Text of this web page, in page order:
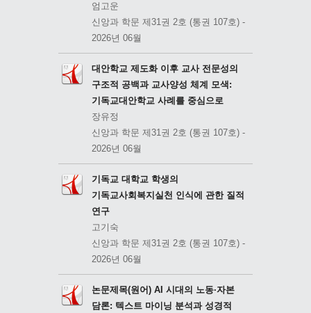
엄고운
신앙과 학문 제31권 2호 (통권 107호) -
2026년 06월
대안학교 제도화 이후 교사 전문성의
구조적 공백과 교사양성 체계 모색:
기독교대안학교 사례를 중심으로
장유정
신앙과 학문 제31권 2호 (통권 107호) -
2026년 06월
기독교 대학교 학생의
기독교사회복지실천 인식에 관한 질적
연구
고기숙
신앙과 학문 제31권 2호 (통권 107호) -
2026년 06월
논문제목(원어) AI 시대의 노동·자본
담론: 텍스트 마이닝 분석과 성경적